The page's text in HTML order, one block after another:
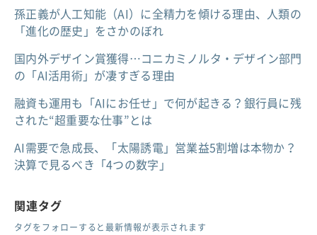
孫正義が人工知能（AI）に全精力を傾ける理由、人類の
「進化の歴史」をさかのぼれ
国内外デザイン賞獲得…コニカミノルタ・デザイン部門
の「AI活用術」が凄すぎる理由
融資も運用も「AIにお任せ」で何が起きる？銀行員に残
された“超重要な仕事”とは
AI需要で急成長、「太陽誘電」営業益5割増は本物か？
決算で見るべき「4つの数字」
関連タグ
タグをフォローすると最新情報が表示されます